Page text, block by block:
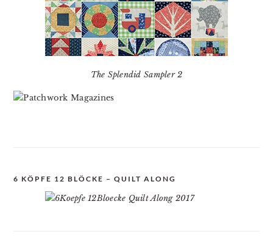
The Splendid Sampler 2
6 KÖPFE 12 BLÖCKE – QUILT ALONG